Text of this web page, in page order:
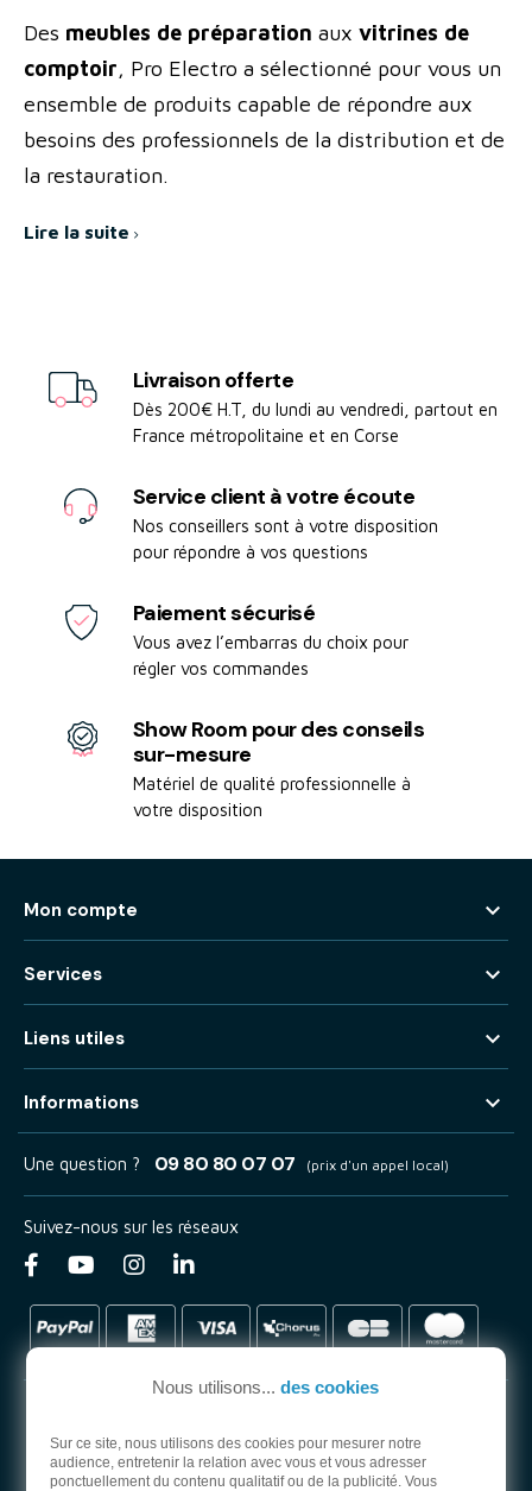
Des meubles de préparation aux vitrines de
comptoir, Pro Electro a sélectionné pour vous un
ensemble de produits capable de répondre aux
besoins des professionnels de la distribution et de
la restauration.
Faites votre choix parmi les plus grandes marques
Lire la suite
Livraison offerte
Dès 200€ H.T, du lundi au vendredi, partout en
France métropolitaine et en Corse
Service client à votre écoute
Nos conseillers sont à votre disposition
pour répondre à vos questions
Paiement sécurisé
Vous avez l’embarras du choix pour
régler vos commandes
Show Room pour des conseils
sur-mesure
Matériel de qualité professionnelle à
votre disposition
Mon compte 
Services 
Liens utiles 
Informations 
Nous utilisons... des cookies
Sur ce site, nous utilisons des cookies pour mesurer notre
audience, entretenir la relation avec vous et vous adresser
ponctuellement du contenu qualitatif ou de la publicité. Vous
Une question ? 09 80 80 07 07 (prix d'un appel local)
Suivez-nous sur les réseaux
PARTENAIRE OFFICIEL